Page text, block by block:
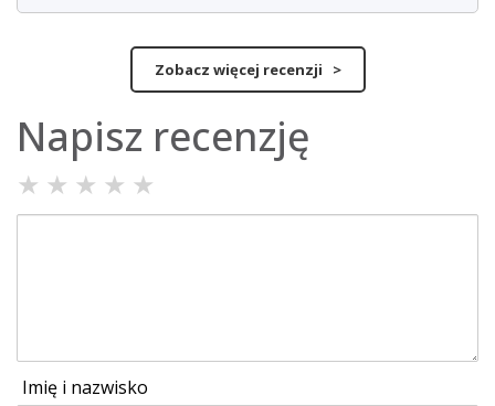
Zobacz więcej recenzji >
Napisz recenzję
★ ★ ★ ★ ★
Imię i nazwisko